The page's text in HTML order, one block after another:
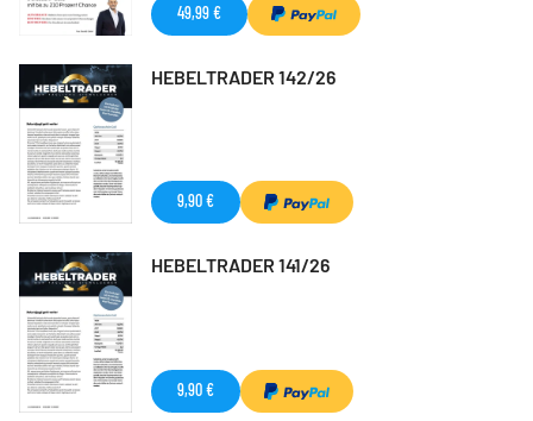
49,99 €
HEBELTRADER 142/26
9,90 €
HEBELTRADER 141/26
9,90 €